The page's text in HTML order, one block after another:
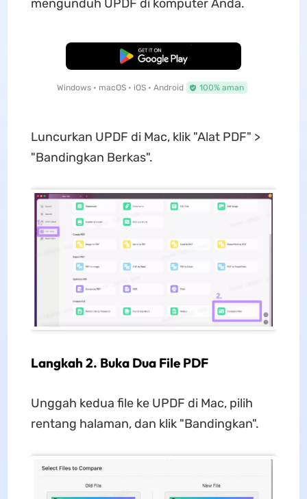
mengunduh UPDF di komputer Anda.
Unduh Gratis
Windows • macOS • iOS • Android 100% aman
Luncurkan UPDF di Mac, klik "Alat PDF" >
"Bandingkan Berkas".
Langkah 2. Buka Dua File PDF
Unggah kedua file ke UPDF di Mac, pilih
rentang halaman, dan klik "Bandingkan".